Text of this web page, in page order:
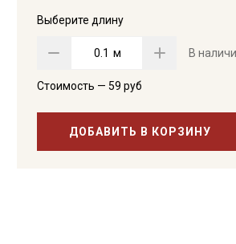
Выберите длину
м В
Стоимость — 59 руб
ДОБАВИТЬ В КОРЗИНУ